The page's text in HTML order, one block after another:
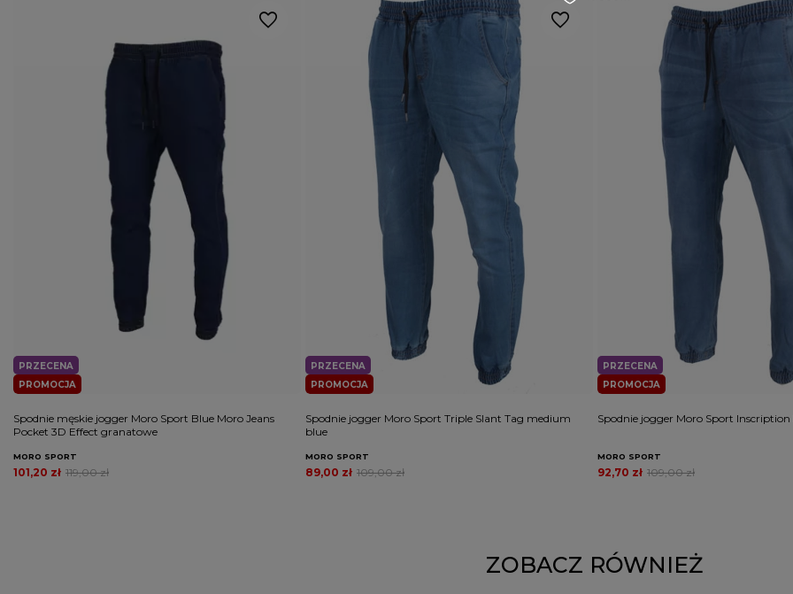
PROMOCJA
PRZECENA
Spodnie męskie jogger Moro Sport Blue Moro Jeans
Pocket 3D Effect granatowe
MORO SPORT
119,00 zł
101,20 zł
PROMOCJA
PRZECENA
Spodnie jogger Moro Sport Triple Slant Tag medium
blue
MORO SPORT
109,00 zł
89,00 zł
PROMOCJA
PRZECENA
Spodnie jogger Moro Sport
MORO SPORT
109,00 zł
92,70 zł
ZOBACZ RÓWNIEŻ